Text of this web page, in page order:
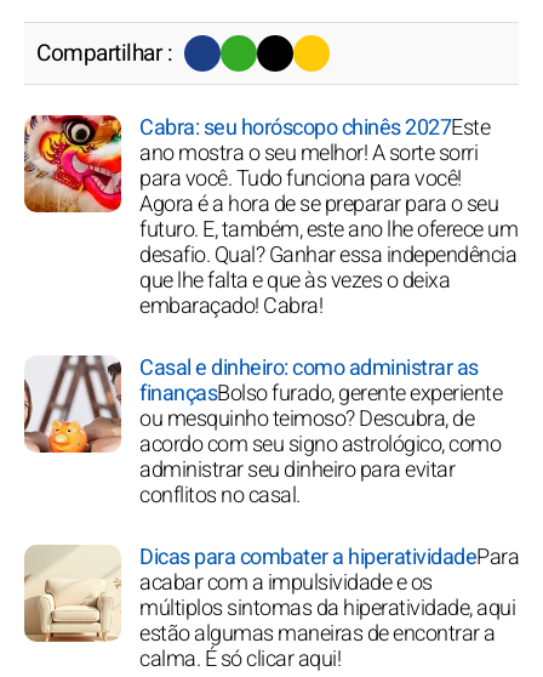
Compartilhar :
Cabra: seu horóscopo chinês 2027Este
ano mostra o seu melhor! A sorte sorri
para você. Tudo funciona para você!
Agora é a hora de se preparar para o seu
futuro. E, também, este ano lhe oferece um
desafio. Qual? Ganhar essa independência
que lhe falta e que às vezes o deixa
embaraçado! Cabra!
Casal e dinheiro: como administrar as
finançasBolso furado, gerente experiente
ou mesquinho teimoso? Descubra, de
acordo com seu signo astrológico, como
administrar seu dinheiro para evitar
conflitos no casal.
Dicas para combater a hiperatividadePara
acabar com a impulsividade e os
múltiplos sintomas da hiperatividade, aqui
estão algumas maneiras de encontrar a
calma. É só clicar aqui!